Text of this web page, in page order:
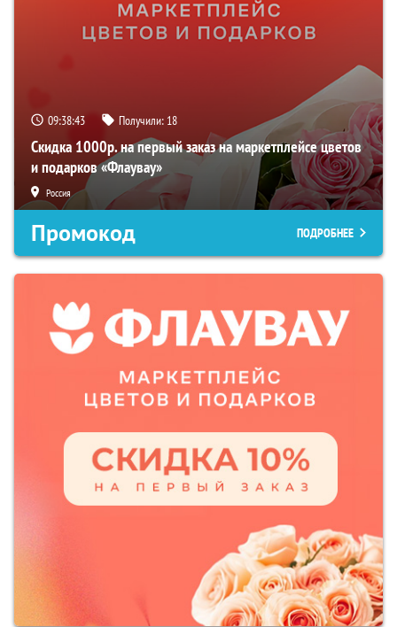
09:38:42 Получили: 18
Скидка 1000р. на первый заказ на маркетплейсе цветов
и подарков «Флаувау»
Россия
Промокод ПОДРОБНЕЕ